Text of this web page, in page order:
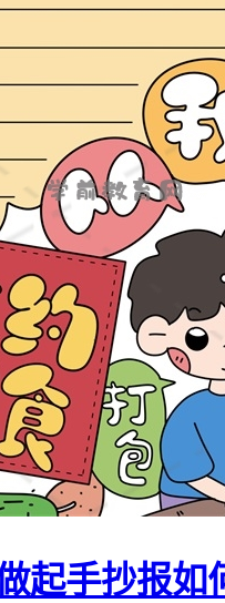
起手抄报如